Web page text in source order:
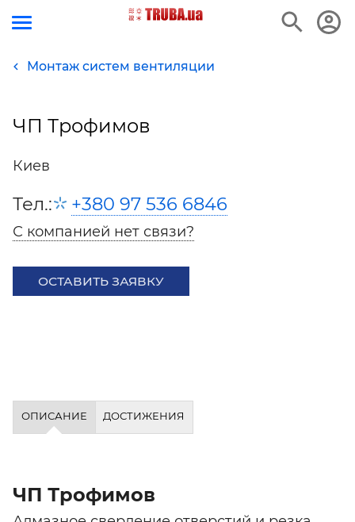
Монтаж систем вентиляции
ЧП Трофимов
Киев
Тел.: +380 97 536 6846
С компанией нет связи?
ОСТАВИТЬ ЗАЯВКУ
ОПИСАНИЕ ДОСТИЖЕНИЯ
ЧП Трофимов